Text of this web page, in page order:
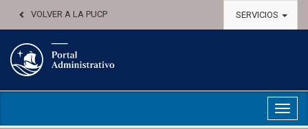
VOLVER A LA PUCP SERVICIOS